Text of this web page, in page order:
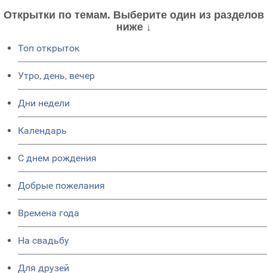
Открытки по темам. Выберите один из разделов
ниже ↓
Топ открыток
Утро, день, вечер
Дни недели
Календарь
C днем рождения
Добрые пожелания
Времена года
На свадьбу
Для друзей